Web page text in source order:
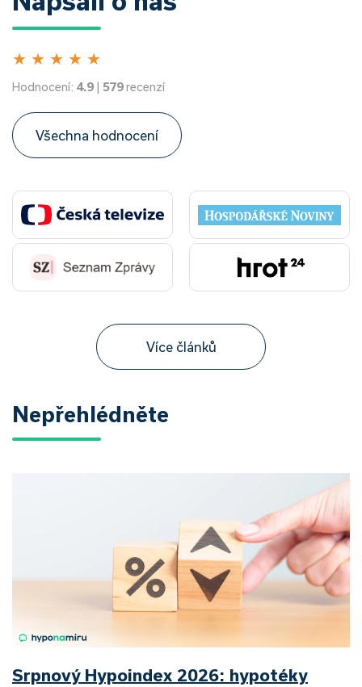
★ ★ ★ ★ ★
Hodnocení: 4.9 | 579recenzí
Všechna hodnocení
Více článků
Nepřehlédněte
Srpnový Hypoindex 2026: hypotéky